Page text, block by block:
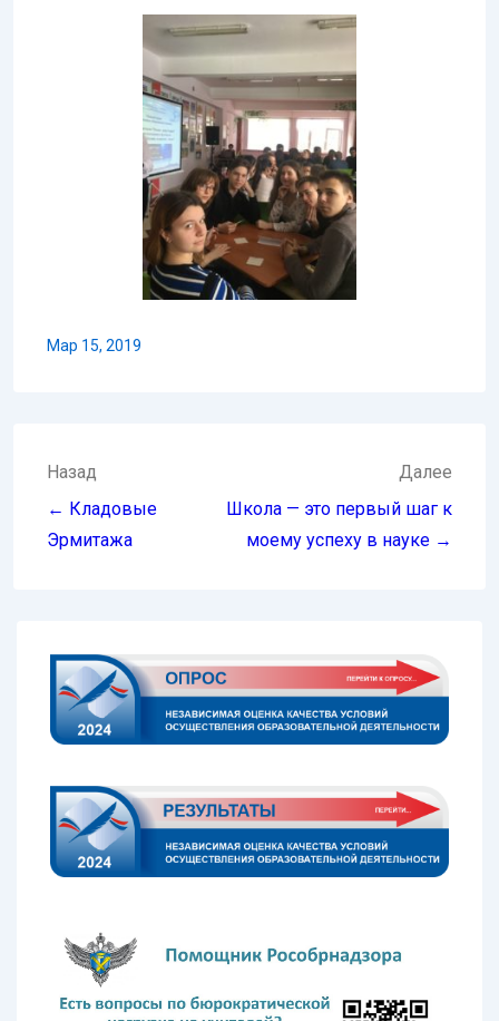
Мар 15, 2019
Навигация
по
записям
Назад
← Кладовые
Эрмитажа
Далее
Школа — это первый шаг к
моему успеху в науке →